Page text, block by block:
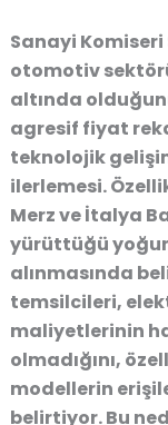
Sanayi
otomotiv
altında
agresif fiyat
teknolojik
ilerlemesi.
Merzveİtalya
yürüttüğü
alınmasında
temsilcileri,
maliyetlerinin
olmadığını,
modellerin
belirtiyor. Bu